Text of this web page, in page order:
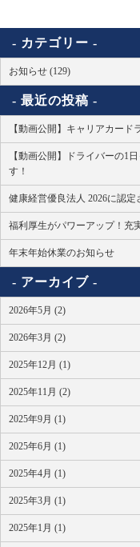
カテゴリー
お知らせ (129)
最近の投稿
【動画公開】キャリアカー
【動画公開】ドライバーの1
す！
健康経営優良法人 2026に認定
福利厚生がパワーアップ！充
年末年始休業のお知らせ
アーカイブ
2026年5月 (2)
2026年3月 (2)
2025年12月 (1)
2025年11月 (2)
2025年9月 (1)
2025年6月 (1)
2025年4月 (1)
2025年3月 (1)
2025年1月 (1)